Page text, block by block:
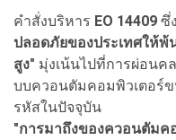
คำสั่งบริหาร EO 14409 ซึ่
ปลอดภัยของประเทศให้พ้
สูง" มุ่งเน้นไปที่การผ่อนค
บบควอนตัมคอมพิวเตอร์
รหัสในปัจจุบัน
"การมาถึงของควอนตัมค